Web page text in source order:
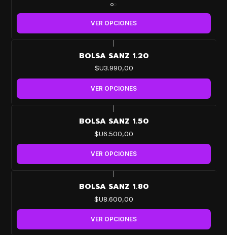
VER OPCIONES
BOLSA SANZ 1.20
$U3.990,00
VER OPCIONES
BOLSA SANZ 1.50
$U6.500,00
VER OPCIONES
BOLSA SANZ 1.80
$U8.600,00
VER OPCIONES